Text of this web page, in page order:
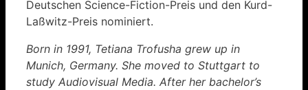
Deutschen Science-Fiction-Preis und den Kurd-
Laßwitz-Preis nominiert.
Born in 1991, Tetiana Trofusha grew up in
Munich, Germany. She moved to Stuttgart to
study Audiovisual Media. After her bachelor’s